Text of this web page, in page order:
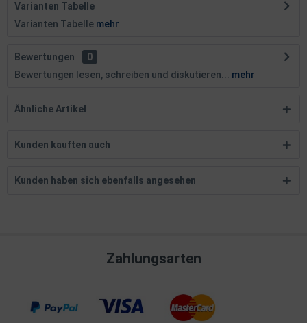
Varianten Tabelle
Varianten Tabelle mehr
Bewertungen
0
Bewertungen lesen, schreiben und diskutieren...
mehr
Ähnliche Artikel
Kunden kauften auch
Kunden haben sich ebenfalls angesehen
Zahlungsarten